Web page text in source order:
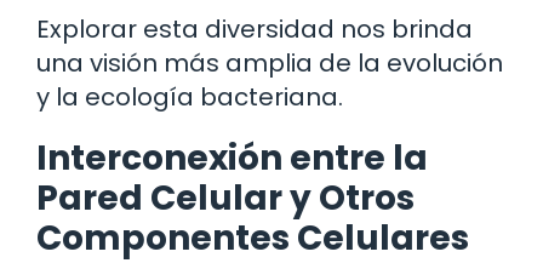
Explorar esta diversidad nos brinda
una visión más amplia de la evolución
y la ecología bacteriana.
Interconexión entre la
Pared Celular y Otros
Componentes Celulares